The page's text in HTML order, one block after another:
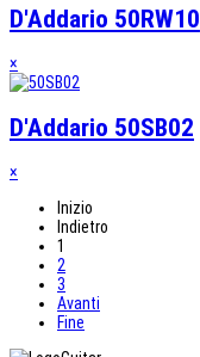
D'Addario 50RW10
×
D'Addario 50SB02
×
Inizio
Indietro
1
2
3
Avanti
Fine